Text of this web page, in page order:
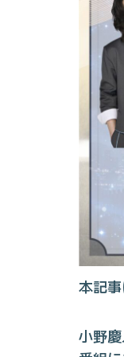
本記
小野